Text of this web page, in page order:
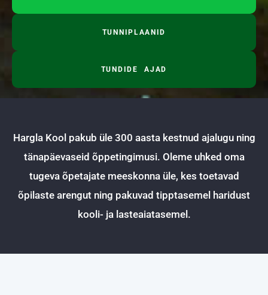
TUNNIPLAANID
TUNDIDE AJAD
Hargla Kool pakub üle 300 aasta kestnud ajalugu ning
tänapäevaseid õppetingimusi. Oleme uhked oma
tugeva õpetajate meeskonna üle, kes toetavad
õpilaste arengut ning pakuvad tipptasemel haridust
kooli- ja lasteaiatasemel.